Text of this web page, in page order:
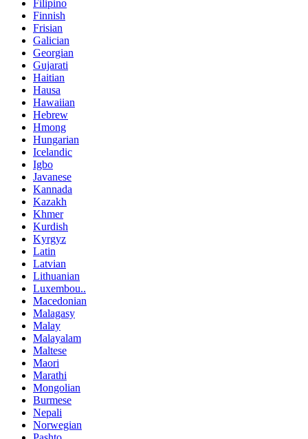
Filipino
Finnish
Frisian
Galician
Georgian
Gujarati
Haitian
Hausa
Hawaiian
Hebrew
Hmong
Hungarian
Icelandic
Igbo
Javanese
Kannada
Kazakh
Khmer
Kurdish
Kyrgyz
Latin
Latvian
Lithuanian
Luxembou..
Macedonian
Malagasy
Malay
Malayalam
Maltese
Maori
Marathi
Mongolian
Burmese
Nepali
Norwegian